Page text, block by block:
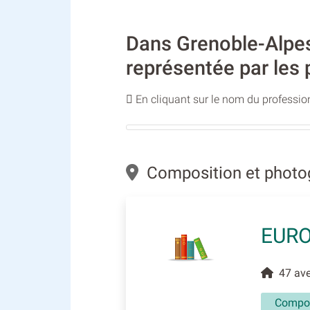
Dans Grenoble-
représentée par les
En cliquant sur le nom du
Composition et
47